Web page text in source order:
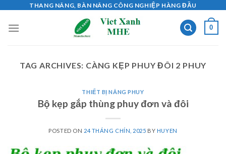
content
THANG NÂNG, BÀN NÂNG CÔNG NGHIỆP HÀNG ĐẦU
0
TAG ARCHIVES: CÀNG KẸP PHUY ĐÔI 2 PHUY
THIẾT BỊ NÂNG PHUY
Bộ kẹp gắp thùng phuy đơn và đôi
POSTED ON 24 THÁNG CHÍN, 2025 BY HUYEN